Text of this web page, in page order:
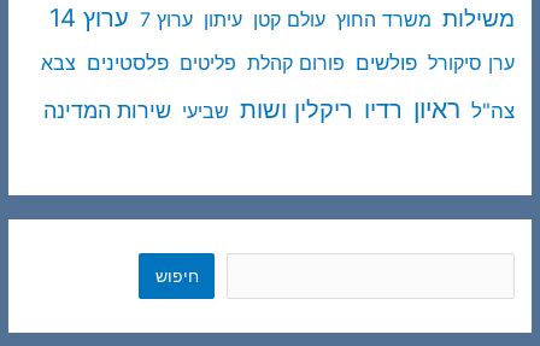
משילות משרד החוץ עולם קטן עיתון ערוץ 7 ערוץ 14
ערן סיקורל פולשים פורום קהלת פליטים פלסטינים צבא
צה"ל ראיון רדיו ריקלין ושות שביעי שירות המדינה
חיפוש